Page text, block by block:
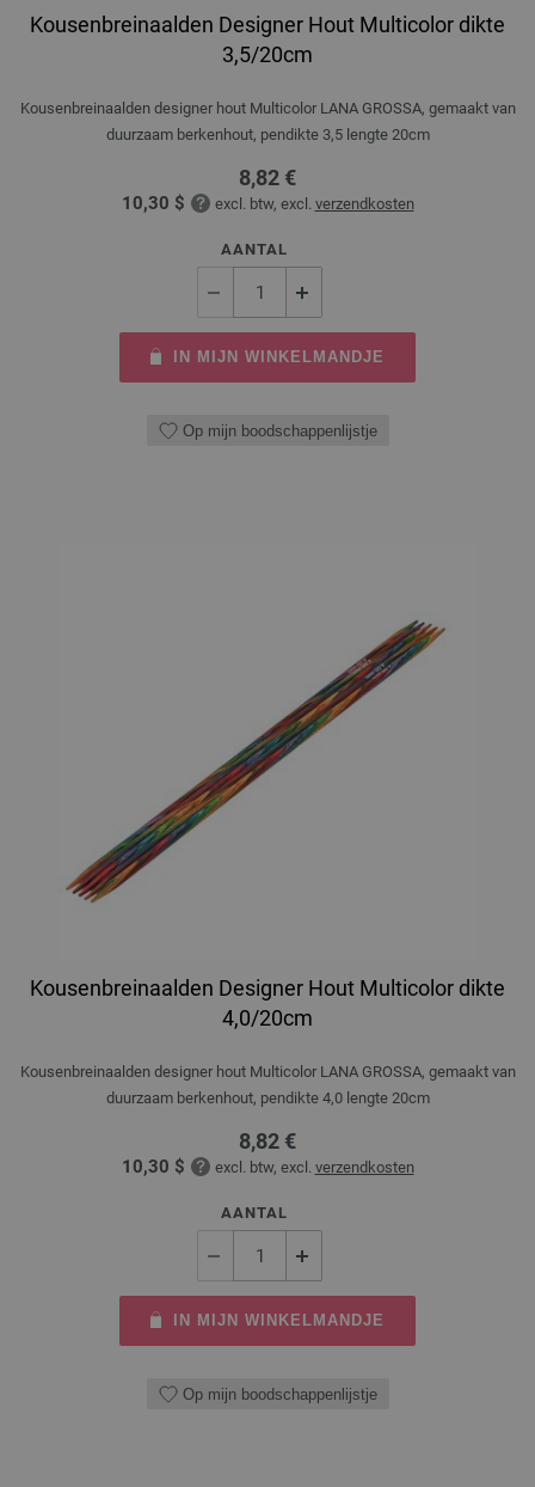
Kousenbreinaalden Designer Hout Multicolor dikte
3,5/20cm
Kousenbreinaalden designer hout Multicolor LANA GROSSA, gemaakt van
duurzaam berkenhout, pendikte 3,5 lengte 20cm
8,82 €
10,30 $ excl. btw, excl. verzendkosten
AANTAL
IN MIJN WINKELMANDJE
Op mijn boodschappenlijstje
Kousenbreinaalden Designer Hout Multicolor dikte
4,0/20cm
Kousenbreinaalden designer hout Multicolor LANA GROSSA, gemaakt van
duurzaam berkenhout, pendikte 4,0 lengte 20cm
8,82 €
10,30 $ excl. btw, excl. verzendkosten
AANTAL
IN MIJN WINKELMANDJE
Op mijn boodschappenlijstje